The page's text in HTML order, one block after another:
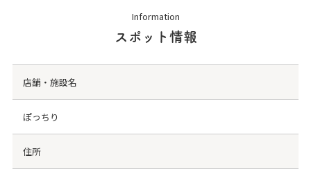
Information
スポット情報
店舗・施設名
ぽっちり
住所